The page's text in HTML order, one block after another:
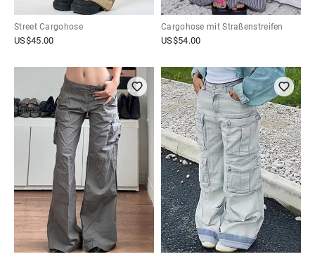
Street Cargohose
US$45.00
Cargohose mit Straßenstreifen
US$54.00